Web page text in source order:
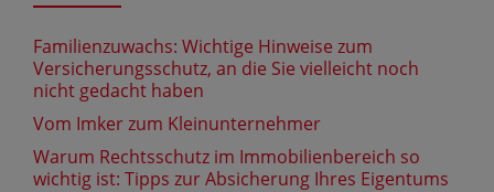
Familienzuwachs: Wichtige Hinweise zum
Versicherungsschutz, an die Sie vielleicht noch
nicht gedacht haben
Vom Imker zum Kleinunternehmer
Warum Rechtsschutz im Immobilienbereich so
wichtig ist: Tipps zur Absicherung Ihres Eigentums